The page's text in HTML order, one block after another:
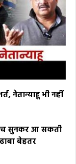
नेतान्याहू भी नहीं
सच सुनकर आ सकती
बेहतर